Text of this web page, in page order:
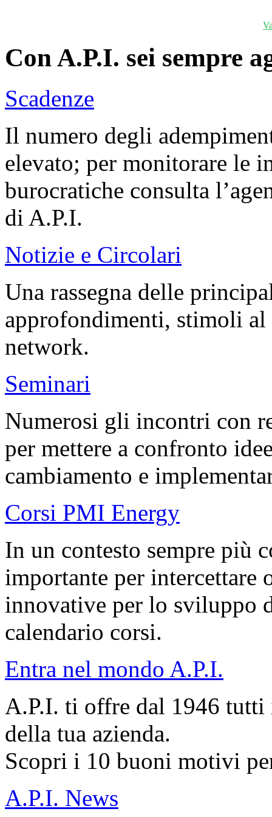
Con A.P.I. sei sempre
Scadenze
Il numero degli
elevato; per monitorare le
burocratiche consulta
di A.P.I.
Notizie e Circolari
Una rassegna delle
approfondimenti, stimoli al
network.
Seminari
Numerosi gli incontri con
per mettere a confronto
cambiamento e
Corsi PMI Energy
In un contesto sempre più
importante per intercettare
innovative per lo sviluppo
calendario corsi.
Entra nel mondo A.P.I.
A.P.I. ti offre dal 1946 tutti
della tua azienda.
Scopri i 10 buoni motivi
A.P.I. News